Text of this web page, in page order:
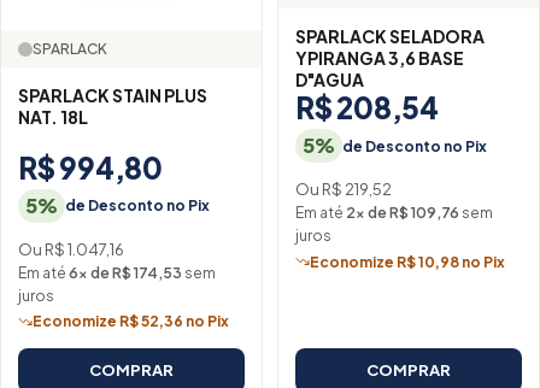
SPARLACK
SPARLACK STAIN PLUS
NAT. 18L
R$ 994,80
5% de Desconto no Pix
Ou R$ 1.047,16
Em até 6× de R$ 174,53 sem
juros
Economize R$ 52,36 no Pix
COMPRAR
SPARLACK SELADORA
YPIRANGA 3,6 BASE
D"AGUA
R$ 208,54
5% de Desconto no Pix
Ou R$ 219,52
Em até 2× de R$ 109,76 sem
juros
Economize R$ 10,98 no Pix
COMPRAR